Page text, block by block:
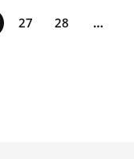
27 28 …